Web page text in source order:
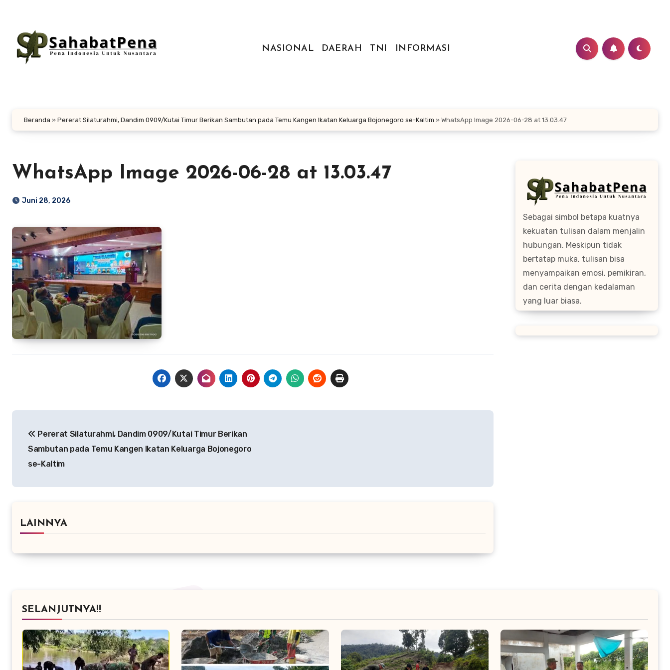
konten
NASIONAL
DAERAH TNI INFORMASI
Beranda » Pererat Silaturahmi, Dandim 0909/Kutai Timur Berikan Sambutan pada Temu Kangen Ikatan Keluarga Bojonegoro se-Kaltim » WhatsApp Image 2026-06-28 at 13.03.47
WhatsApp Image 2026-06-28 at 13.03.47
Juni 28, 2026
pos Pererat Silaturahmi, Dandim 0909/Kutai Timur Berikan
Sambutan pada Temu Kangen Ikatan Keluarga Bojonegoro
se-Kaltim
LAINNYA
Sebagai simbol betapa kuatnya
kekuatan tulisan dalam menjalin
hubungan. Meskipun tidak
bertatap muka, tulisan bisa
menyampaikan emosi, pemikiran,
dan cerita dengan kedalaman
yang luar biasa.
SELANJUTNYA!!